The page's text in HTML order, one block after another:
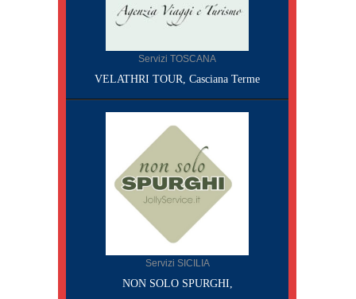
Servizi TOSCANA
VELATHRI TOUR, Casciana Terme
Servizi SICILIA
NON SOLO SPURGHI,